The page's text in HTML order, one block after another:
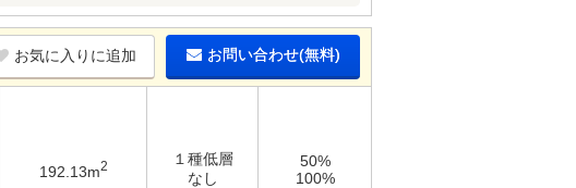
お気に入りに追加 お問い合わせ(無料)
192.13m2
１種低層
なし
50%
100%